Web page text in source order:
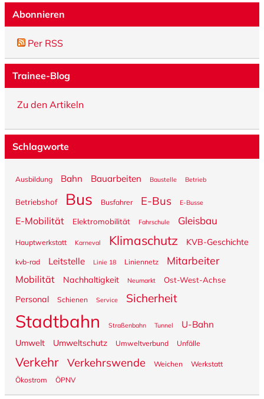
Abonnieren
Per RSS
Trainee-Blog
Zu den Artikeln
Schlagworte
Ausbildung Bahn Bauarbeiten Baustelle Betrieb
Betriebshof Bus Busfahrer E-Bus E-Busse
E-Mobilität Elektromobilität Fahrschule Gleisbau
Hauptwerkstatt Karneval Klimaschutz KVB-Geschichte
kvb-rad Leitstelle Linie 18 Liniennetz Mitarbeiter
Mobilität Nachhaltigkeit Neumarkt Ost-West-Achse
Personal Schienen Service Sicherheit
Stadtbahn Straßenbahn Tunnel U-Bahn
Umwelt Umweltschutz Umweltverbund Unfälle
Verkehr Verkehrswende Weichen
Werkstatt
Ökostrom
ÖPNV